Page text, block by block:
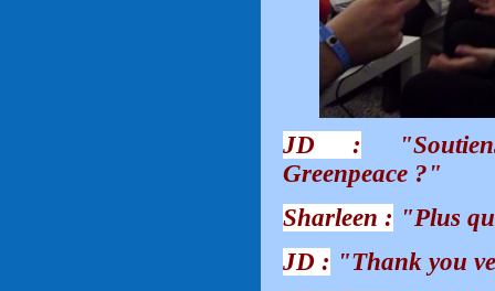
JD :
Greenpeace ?"
Sharleen : "Plus
JD : "Thank you